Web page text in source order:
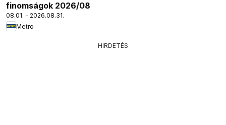
finomságok 2026/08
08.01. - 2026.08.31.
Metro
HIRDETÉS